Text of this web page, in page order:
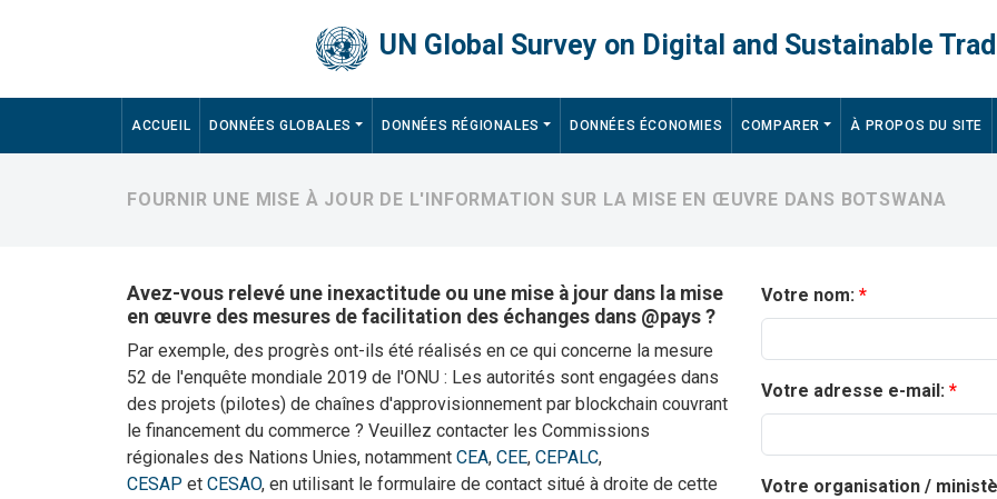
UN Global Survey on Digital and Sustainable
Main navigation
ACCUEIL DONNÉES GLOBALES DONNÉES RÉGIONALES DONNÉES ÉCONOMIES COMPARER À PROPOS DU SITE
FOURNIR UNE MISE À JOUR DE L'INFORMATION SUR LA MISE EN ŒUVRE DANS BOTSWANA
Avez-vous relevé une inexactitude ou une mise à jour dans la mise
en œuvre des mesures de facilitation des échanges dans @pays ?
Par exemple, des progrès ont-ils été réalisés en ce qui concerne la mesure
52 de l'enquête mondiale 2019 de l'ONU : Les autorités sont engagées dans
des projets (pilotes) de chaînes d'approvisionnement par blockchain couvrant
le financement du commerce ? Veuillez contacter les Commissions
régionales des Nations Unies, notamment CEA, CEE, CEPALC,
CESAP et CESAO, en utilisant le formulaire de contact situé à droite de cette
Votre nom:
Votre adresse e-mail:
Votre organisation /